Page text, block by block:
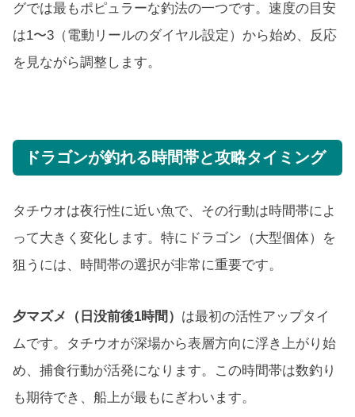
グでは最もポピュラーな釣法の一つです。速度の目安
は1〜3（電動リールのダイヤル設定）から始め、反応
を見ながら調整します。
ドラゴンが釣れる時間帯と攻略タイミング
タチウオは夜行性に近い魚で、その行動は時間帯によ
って大きく変化します。特にドラゴン（大型個体）を
狙うには、時間帯の選択が非常に重要です。
夕マズメ（日没前後1時間） は最初の活性アップタイ
ムです。タチウオが深場から表層方向に浮き上がり始
め、捕食行動が活発になります。この時間帯は数釣り
も期待でき、船上が最もにぎわいます。